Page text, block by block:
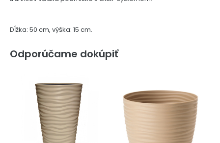
Dĺžka: 50 cm, výška: 15 cm.
Odporúčame dokúpiť